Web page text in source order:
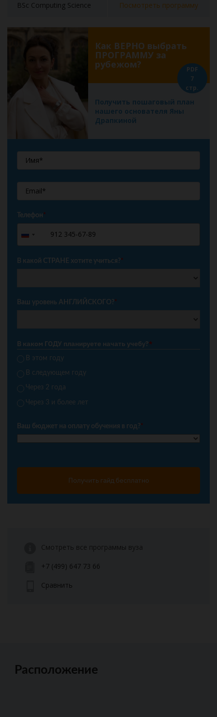
BSc Computing Science Посмотреть программу
Как ВЕРНО выбрать
ПРОГРАММУ за
рубежом?
Получить пошаговый план
нашего основателя Яны
Драпкиной
PDF
7
стр.
Телефон*
Russia
+7
В какой СТРАНЕ хотите учиться?*
Ваш уровень АНГЛИЙСКОГО?*
В каком ГОДУ планируете начать учебу?*
В этом году
В следующем году
Через 2 года
Через 3 и более лет
Ваш бюджет на оплату обучения в год?*
Получить гайд бесплатно
Смотреть все программы вуза
+7 (499) 647 73 66
Сравнить
Расположение